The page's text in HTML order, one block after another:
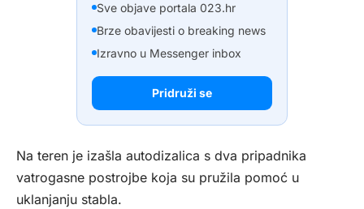
Sve objave portala 023.hr
Brze obavijesti o breaking news
Izravno u Messenger inbox
Pridruži se
Na teren je izašla autodizalica s dva pripadnika
vatrogasne postrojbe koja su pružila pomoć u
uklanjanju stabla.